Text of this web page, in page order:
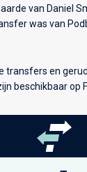
van Daniel
was van
transfers en
beschikbaar op